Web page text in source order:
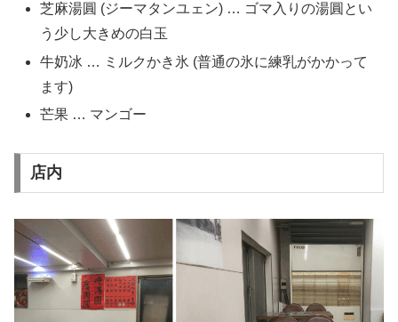
芝麻湯圓 (ジーマタンユェン) … ゴマ入りの湯圓とい
う少し大きめの白玉
牛奶冰 … ミルクかき氷 (普通の氷に練乳がかかって
ます)
芒果 … マンゴー
店内